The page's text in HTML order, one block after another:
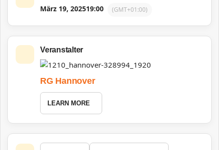
März 19, 202519:00 (GMT+01:00)
Veranstalter
RG Hannover
LEARN MORE